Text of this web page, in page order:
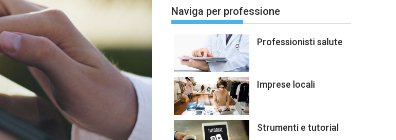
Naviga per professione
Professionisti salute
Imprese locali
Strumenti e tutorial